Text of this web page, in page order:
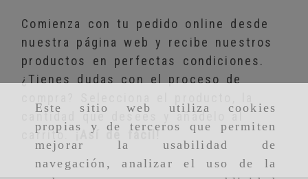
Este sitio web utiliza cookies
propias y de terceros que permiten
mejorar la usabilidad de
navegación, analizar el uso de la
Comienza con tu pedido online desde
nuestra página web y recibe nuestros
productos en perfectas condiciones.
¿Tienes dudas con el proceso de
cantidad que desees y añádelo al
carrito.¡Así de fácil!